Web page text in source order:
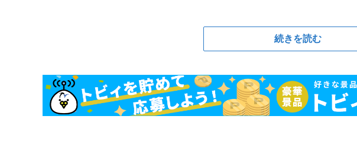
続きを読む